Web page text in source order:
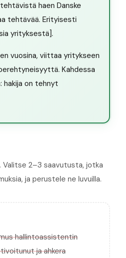
haen Danske
tehtävää. Erityisesti
yrityksestä].
vuosina, viittaa yritykseen
Kahdessa
hakija on tehnyt
Valitse 2–3 saavutusta, jotka
ja perustele ne luvuilla.
hallintoassistentin
ja ahkera